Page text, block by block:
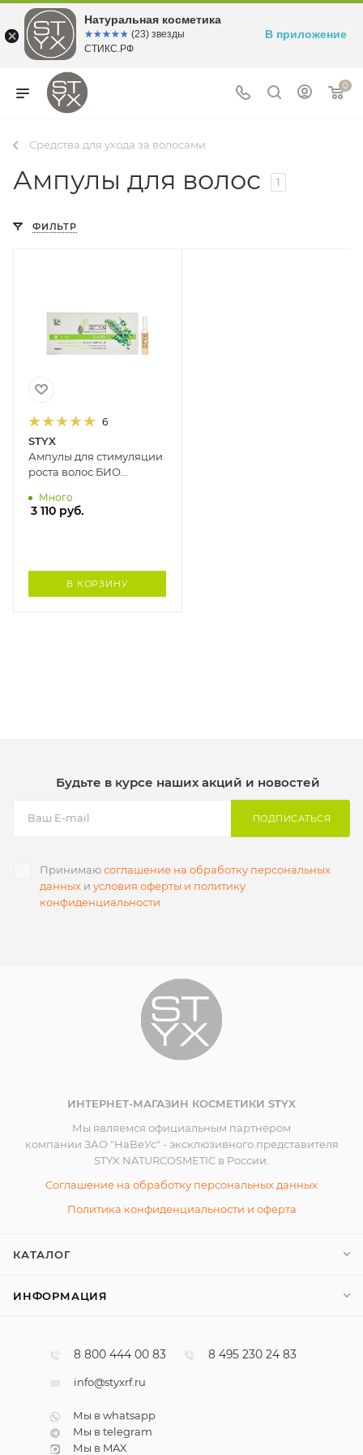
0
Средства для ухода за волосами
Ампулы для волос 1
ФИЛЬТР
6
STYX
Ампулы для стимуляции
роста волос БИО
млМного
3 110 руб.
В КОРЗИНУ
Будьте в курсе наших акций и новостей
ПОДПИСАТЬСЯ
Принимаюсоглашение на обработку персональных
данных и условия оферты и политику
конфиденциальности
ИНТЕРНЕТ-МАГАЗИН КОСМЕТИКИ STYX
Мы являемся официальным партнером
компании ЗАО "НаВеУс" - эксклюзивного представителя
STYX NATURCOSMETIC в России.
Соглашение на обработку персональных данных
Политика конфиденциальности и оферта
КАТАЛОГ
ИНФОРМАЦИЯ
8 800 444 00 83 8 495 230 24 83
info@styxrf.ru
Мы в whatsapp
Мы в telegram
Мы в MAX
Натуральная косметика
☆☆☆☆☆
★★★★★ (23) звезды
СТИКС.РФ
В приложение